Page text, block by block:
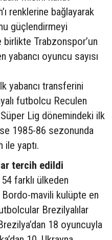
renklerine bağlayarak
güçlendirmeyi
Trabzonspor’un
yabancı oyuncu sayısı
yabancı transferini
futbolcu Reculen
Lig dönemindeki ilk
1985-86 sezonunda
yaptı.
tercih edildi
farklı ülkeden
mavili kulüpte en
Brezilyalılar
18 oyuncuyla